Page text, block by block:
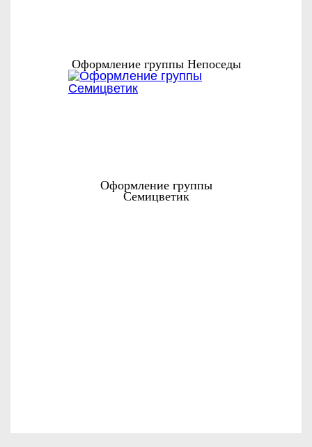
Оформление группы Непоседы
Оформление группы
Семицветик